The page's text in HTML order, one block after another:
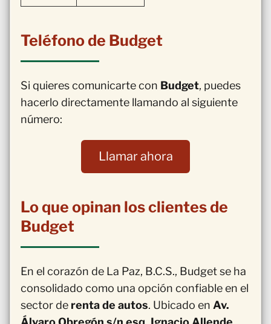
Teléfono de Budget
Si quieres comunicarte con Budget, puedes
hacerlo directamente llamando al siguiente
número:
Llamar ahora
Lo que opinan los clientes de
Budget
En el corazón de La Paz, B.C.S., Budget se ha
consolidado como una opción confiable en el
sector de renta de autos. Ubicado en Av.